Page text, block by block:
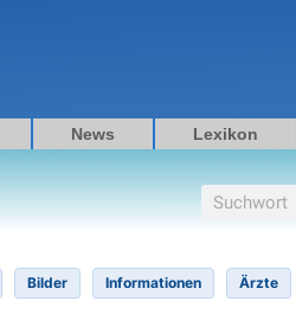
News Lexikon
Suche
Bilder Informationen Ärzte